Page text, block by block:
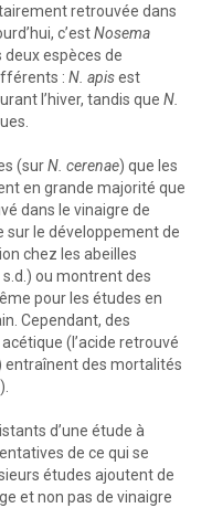
retrouvée dans
c’estNosema
deux espèces de
: N. apisest
l’hiver, tandis que N.
(surN. cerenae) que les
en grande majorité que
dans le vinaigre de
sur le développement de
chez les abeilles
ou montrent des
pour les études en
Cependant, des
(l’acide retrouvé
entraînent des mortalités
d’une étude à
de ce qui se
études ajoutent de
et non pas de vinaigre